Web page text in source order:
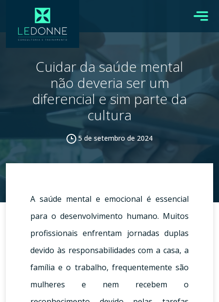
Cuidar da saúde mental
não deveria ser um
diferencial e sim parte da
cultura
5 de setembro de 2024
A saúde mental e emocional é essencial
para o desenvolvimento humano. Muitos
profissionais enfrentam jornadas duplas
devido às responsabilidades com a casa, a
família e o trabalho, frequentemente são
mulheres e nem recebem o